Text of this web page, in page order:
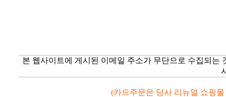
본 웹사이트에 게시된 이메일 주소가 무단으로 수집되
(카드주문은 당사 리뉴얼 쇼핑몰